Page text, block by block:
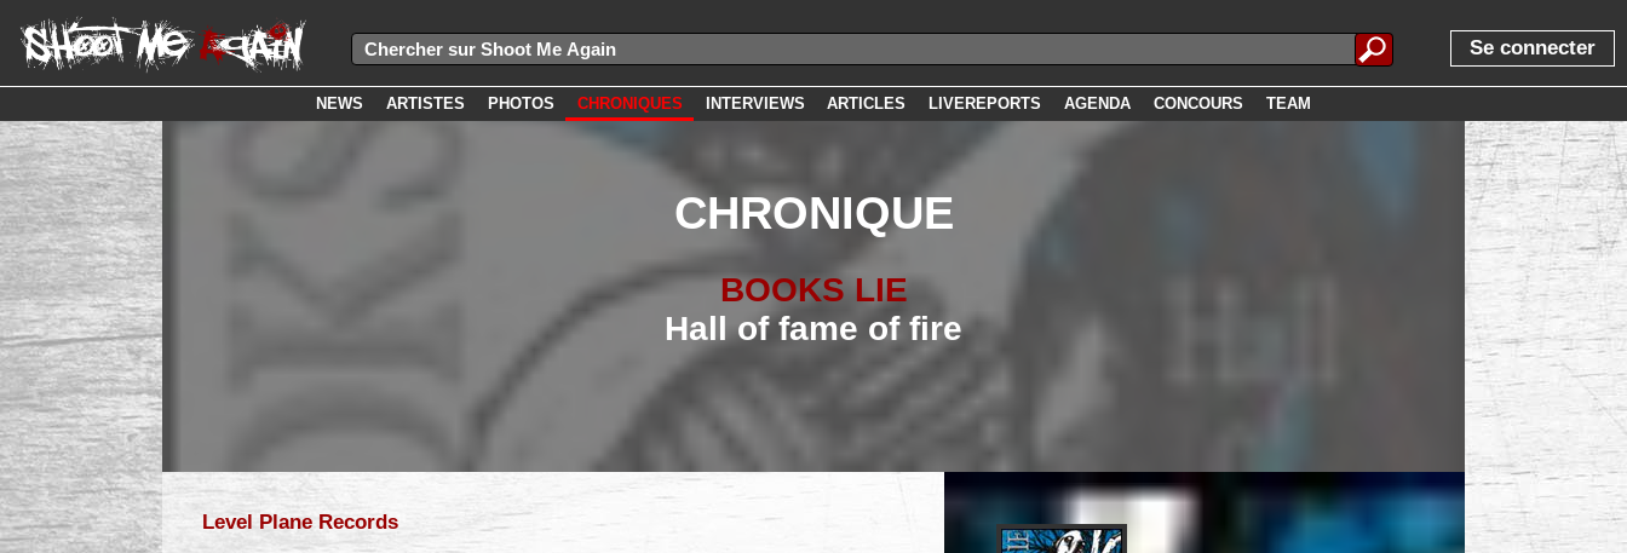
Se connecter
NEWS ARTISTES PHOTOS CHRONIQUES INTERVIEWS ARTICLES LIVEREPORTS AGENDA CONCOURS TEAM
CHRONIQUE
BOOKS LIE
Hall of fame of fire
Level Plane Records